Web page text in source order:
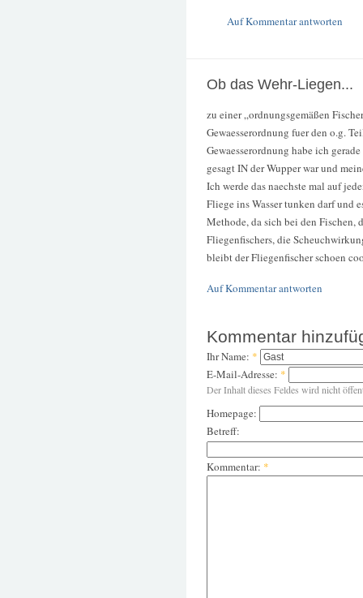
Auf Kommentar antworten
Ob das Wehr-Liegen...
zu einer „ordnungsgemäßen
Gewaesserordnung fuer den o.g.
Gewaesserordnung habe ich
gesagt IN der Wupper war und
Ich werde das naechste mal auf
Fliege ins Wasser tunken darf und
Methode, da sich bei den Fischen,
Fliegenfischers, die
bleibt der Fliegenfischer schoen
Auf Kommentar antworten
Kommentar
Ihr Name: *
E-Mail-Adresse: *
Der Inhalt dieses Feldes wird nicht
Homepage:
Betreff:
Kommentar: *